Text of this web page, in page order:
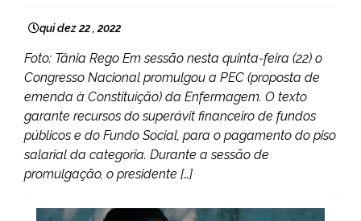
qui dez 22 , 2022
Foto: Tânia Rego Em sessão nesta quinta-feira (22) o
Congresso Nacional promulgou a PEC (proposta de
emenda à Constituição) da Enfermagem. O texto
garante recursos do superávit financeiro de fundos
públicos e do Fundo Social, para o pagamento do piso
salarial da categoria. Durante a sessão de
promulgação, o presidente […]